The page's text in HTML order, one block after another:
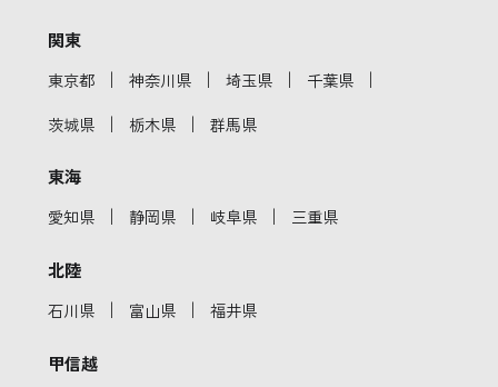
関東
東京都 ｜ 神奈川県 ｜ 埼玉県 ｜ 千葉県 ｜
茨城県 ｜ 栃木県 ｜ 群馬県
東海
愛知県 ｜ 静岡県 ｜ 岐阜県 ｜ 三重県
北陸
石川県 ｜ 富山県 ｜ 福井県
甲信越